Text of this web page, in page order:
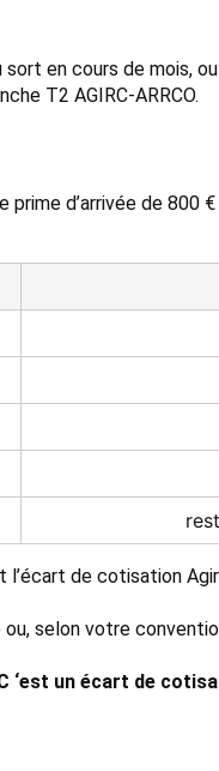
sort en cours de mois,
T2 AGIRC-ARRCO.
prime d’arrivée de 800
l’écart de cotisation
selon votre
‘est un écart de